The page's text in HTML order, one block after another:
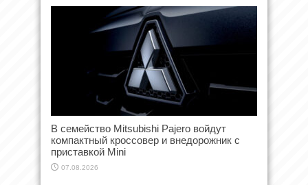
В семейство Mitsubishi Pajero войдут
компактный кроссовер и внедорожник с
приставкой Mini
07.08.2026